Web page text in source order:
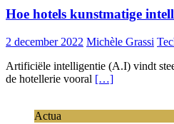
Hoe hotels kunstmatige
2 december 2022 Michèle Grassi
Artificiële intelligentie (A.I) vindt
de hotellerie vooral […]
Actua